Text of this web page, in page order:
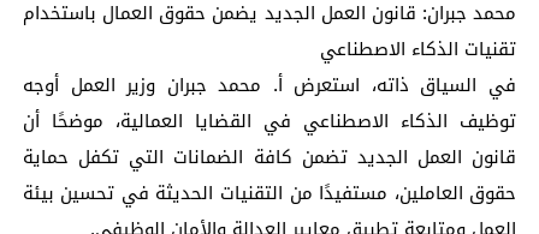
محمد جبران: قانون العمل الجديد يضمن حقوق العمال باستخدام
تقنيات الذكاء الاصطناعي
في السياق ذاته، استعرض أ. محمد جبران وزير العمل أوجه
توظيف الذكاء الاصطناعي في القضايا العمالية، موضحًا أن
قانون العمل الجديد تضمن كافة الضمانات التي تكفل حماية
حقوق العاملين، مستفيدًا من التقنيات الحديثة في تحسين بيئة